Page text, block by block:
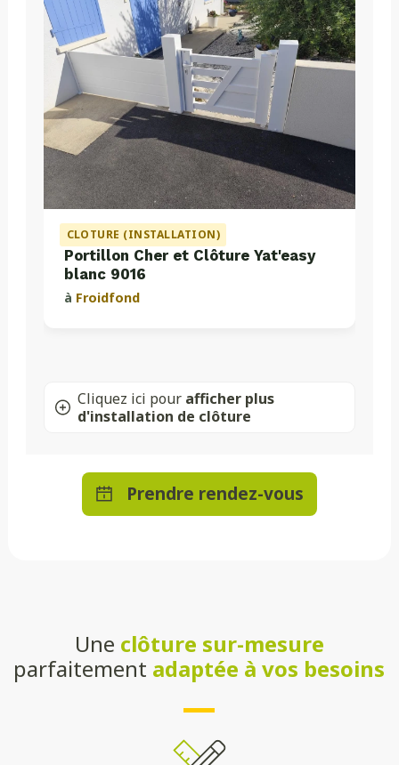
CLOTURE (INSTALLATION)
Portillon Cher et Clôture Yat'easy
blanc 9016
à Froidfond
Cliquez ici pour afficher plus
d'installation de clôture
Prendre rendez-vous
Une clôture sur-mesure
parfaitement adaptée à vos besoins